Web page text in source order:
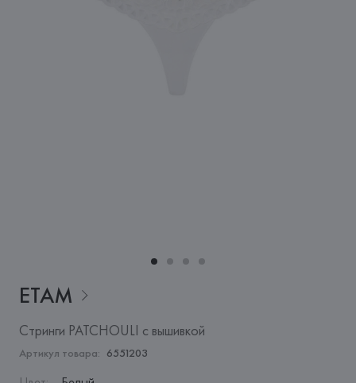
ETAM
Стринги PATCHOULI с вышивкой
Артикул товара: 6551203